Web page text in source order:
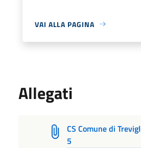
VAI ALLA PAGINA
Allegati
CS Comune di
5